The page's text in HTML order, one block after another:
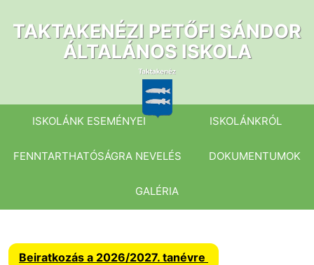
tartalomhoz
TAKTAKENÉZI PETŐFI SÁNDOR
ÁLTALÁNOS ISKOLA
ISKOLÁNK ESEMÉNYEI ISKOLÁNKRÓL
FENNTARTHATÓSÁGRA NEVELÉS DOKUMENTUMOK
GALÉRIA
Beiratkozás a 2026/2027. tanévre